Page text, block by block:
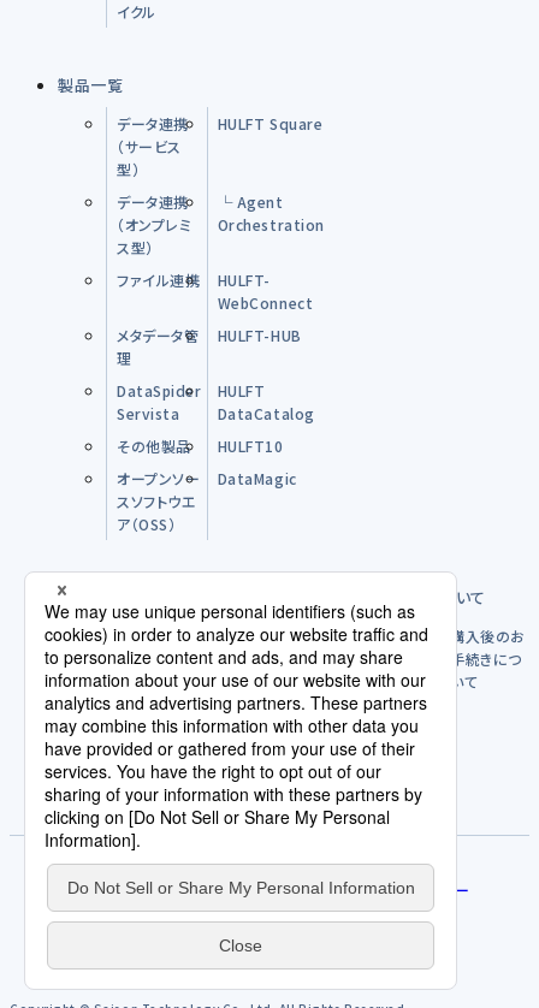
イクル
製品一覧
データ連携
（サービス
型）
HULFT Square
データ連携
（オンプレミ
ス型）
└ Agent
Orchestration
ファイル連携
HULFT-
WebConnect
メタデータ管
理
HULFT-HUB
DataSpider
Servista
HULFT
DataCatalog
その他製品
HULFT10
オープンソー
スソフトウエ
ア（OSS）
DataMagic
購入前のFAQ 製品のご購入方法について
購入後につ
いて
購入後のお
手続きにつ
いて
パートナー
ライセンスポリシー
使用許諾契約/利用規約
評価版を試す
サービス規約免責事項人権方針契約発注取引規約
個人情報の取扱いについてプライバシーポリシーサイトポリシー
CookieポリシーAI倫理原則
カスタマーハラスメントに関する当社の考え方